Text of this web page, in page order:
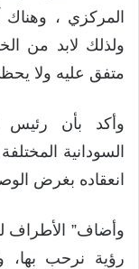
المركزي ، وهناك
ولذلك لابد من
متفق عليه ولا
وأكد بأن رئيس
السودانية
انعقاده بغرض
وأضاف” الأطراف
رؤية نرحب بها،